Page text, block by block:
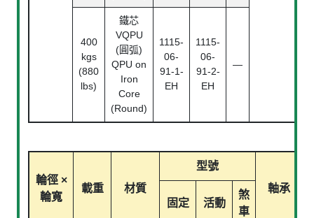
400
kgs
(880
lbs)
鐵芯
VQPU
(圓弧)
QPU on
Iron
Core
(Round)
1115-
06-
91-1-
EH
1115-
06-
91-2-
EH
—
輪徑 ×
輪寬
載重 材質
型號
軸承
固定
活動
煞
車